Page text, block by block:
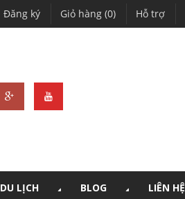
Đăng ký Giỏ hàng (0) Hỗ trợ
DU LỊCH BLOG LIÊN HỆ